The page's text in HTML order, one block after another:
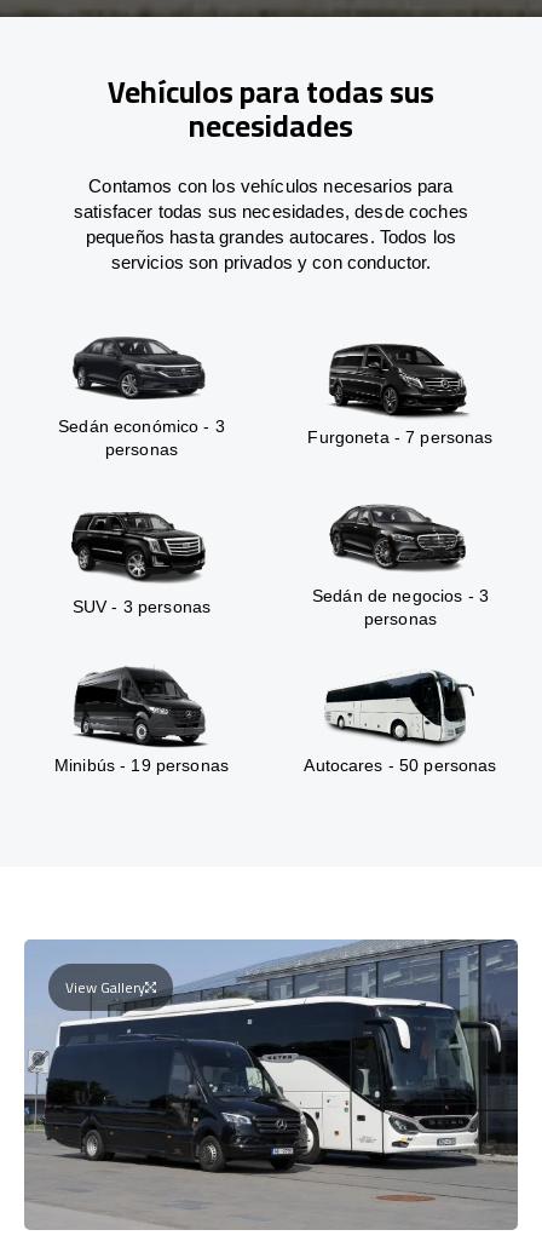
Vehículos para todas sus
necesidades
Contamos con los vehículos necesarios para
satisfacer todas sus necesidades, desde coches
pequeños hasta grandes autocares. Todos los
servicios son privados y con conductor.
Sedán económico - 3
personas
Furgoneta - 7 personas
SUV - 3 personas
Sedán de negocios - 3
personas
Minibús - 19 personas Autocares - 50 personas
View Gallery